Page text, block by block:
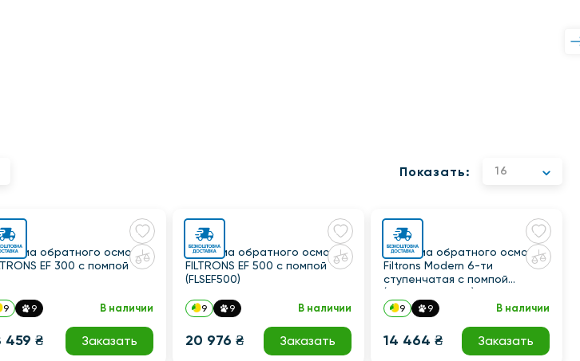
Показать: 16
обратного осмоса
EF 300 с помпой
9 9 В наличии
459 ₴ Заказать
Система обратного осмоса
FILTRONS EF 500 с помпой
(FLSEF500)
9 9 В наличии
20 976 ₴ Заказать
Система обратного осмоса
Filtrons Modern 6-ти
ступенчатая с помпой
(Modern-6 PUMP)
9 9 В наличии
14 464 ₴ Заказать